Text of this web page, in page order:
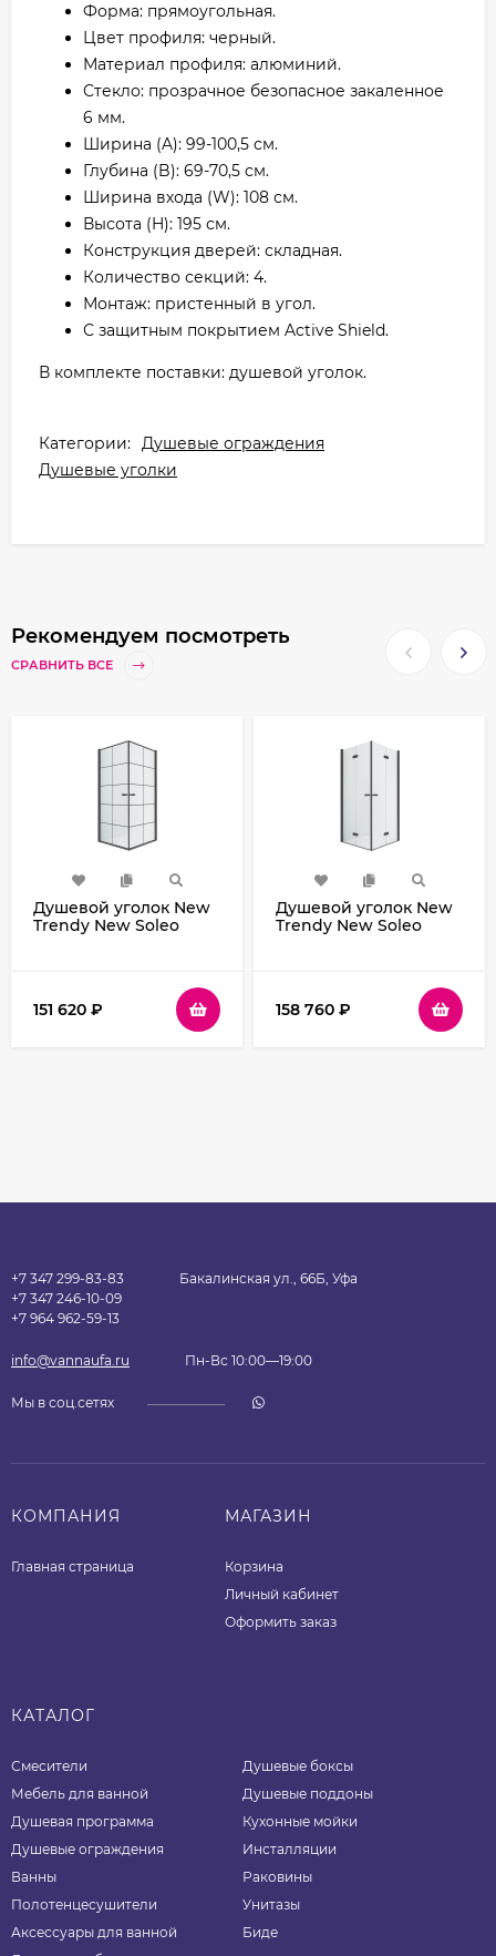
Форма: прямоугольная.
Цвет профиля: черный.
Материал профиля: алюминий.
Стекло: прозрачное безопасное закаленное
6 мм.
Ширина (A): 99-100,5 см.
Глубина (B): 69-70,5 см.
Ширина входа (W): 108 см.
Высота (H): 195 см.
Конструкция дверей: складная.
Количество секций: 4.
Монтаж: пристенный в угол.
С защитным покрытием Active Shield.
В комплекте поставки: душевой уголок.
Категории: Душевые ограждения
Душевые уголки
Рекомендуем посмотреть
СРАВНИТЬ ВСЕ
Душевой уголок New
Trendy New Soleo
стекло прозрачное
151 620 ₽
Душевой уголок New
Trendy New Soleo
стекло прозрачное
158 760 ₽
+7 347 299-83-83
+7 347 246-10-09
+7 964 962-59-13
Бакалинская ул., 66Б, Уфа
info@vannaufa.ru Пн-Вс 10:00—19:00
Мы в соц.сетях
КОМПАНИЯ
Главная страница
МАГАЗИН
Корзина
Личный кабинет
Оформить заказ
КАТАЛОГ
Смесители
Мебель для ванной
Душевая программа
Душевые ограждения
Ванны
Полотенцесушители
Аксессуары для ванной
Душевые боксы
Душевые поддоны
Кухонные мойки
Инсталляции
Раковины
Унитазы
Биде